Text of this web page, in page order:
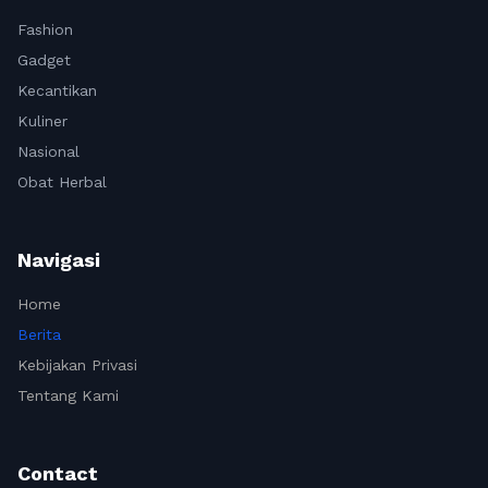
Fashion
Gadget
Kecantikan
Kuliner
Nasional
Obat Herbal
Navigasi
Home
Berita
Kebijakan Privasi
Tentang Kami
Contact